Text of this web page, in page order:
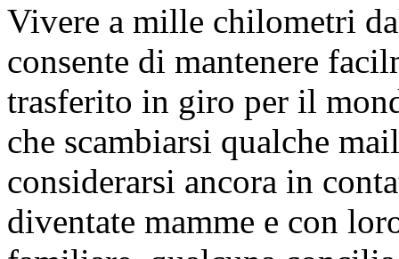
Vivere a mille chilometri
consente di mantenere
trasferito in giro per il
che scambiarsi qualche
considerarsi ancora in
diventate mamme e con